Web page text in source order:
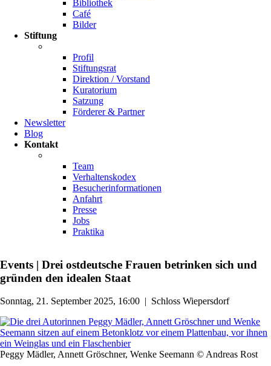
Bibliothek
Café
Bilder
Stiftung
Profil
Stiftungsrat
Direktion / Vorstand
Kuratorium
Satzung
Förderer & Partner
Newsletter
Blog
Kontakt
Team
Verhaltenskodex
Besucherinformationen
Anfahrt
Presse
Jobs
Praktika
Events | Drei ostdeutsche Frauen betrinken sich und
gründen den idealen Staat
Sonntag, 21. September 2025, 16:00 | Schloss Wiepersdorf
Peggy Mädler, Annett Gröschner, Wenke Seemann © Andreas Rost